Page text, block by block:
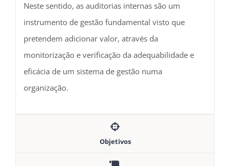
Neste sentido, as auditorias internas são um
instrumento de gestão fundamental visto que
pretendem adicionar valor, através da
monitorização e verificação da adequabilidade e
eficácia de um sistema de gestão numa
organização.
Objetivos